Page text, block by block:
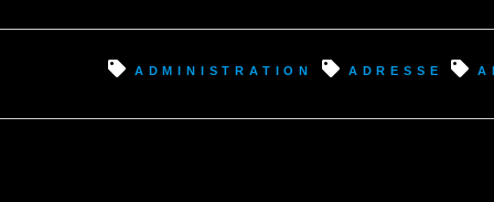
administration adresse